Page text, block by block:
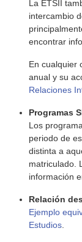
La ETSII
intercambio
encontrar
En cualquier
anual y su
Relaciones
Programas
Los
periodo de
distinta a
matriculado.
información
Relación
Ejemplo
Estudios